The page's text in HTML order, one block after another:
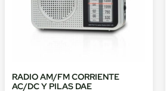
RADIO AM/FM CORRIENTE
AC/DC Y PILAS DAE